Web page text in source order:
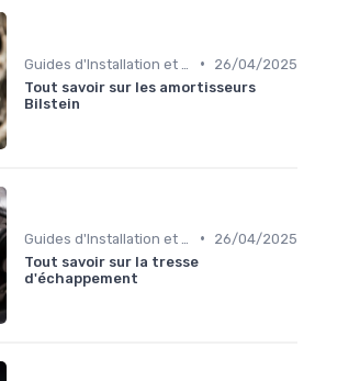
•
26/04/2025
Tout savoir sur les amortisseurs
Bilstein
•
26/04/2025
Tout savoir sur la tresse
d'échappement